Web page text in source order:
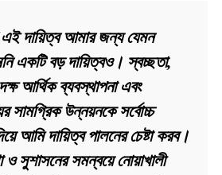
দায়িত্ব আমার জন্য যেমন
একটি বড় দায়িত্বও। স্বচ্ছতা,
আর্থিক ব্যবস্থাপনা এবং
সামগ্রিক উন্নয়নকে সর্বোচ্চ
আমি দায়িত্ব পালনের চেষ্টা করব।
ও সুশাসনের সমন্বয়ে নোয়াখালী